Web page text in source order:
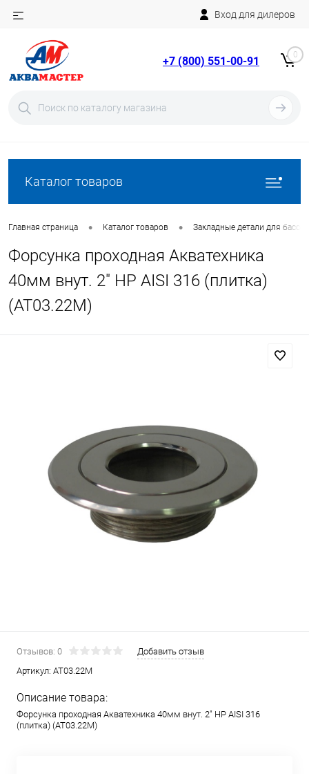
Вход для дилеров
+7 (800) 551-00-91 0
Каталог товаров
Главная страница • Каталог товаров • Закладные детали для
Форсунка проходная Акватехника
40мм внут. 2" НР AISI 316 (плитка)
(AT03.22M)
Отзывов: 0
Добавить отзыв
Артикул: AT03.22M
Описание товара:
Форсунка проходная Акватехника 40мм внут. 2" НР AISI 316
(плитка) (AT03.22M)